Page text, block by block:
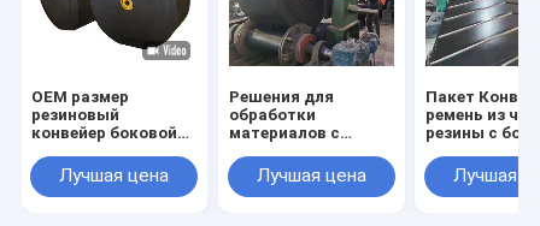
OEM размер
резиновый
конвейер боковой
всех отраслей
промышленности
Лучшая цена
Решения для
обработки
материалов с
резиновой
конвейерной ленты
Лучшая цена
Пакет
ремень из
резины с
прозрачными
мешками
Лучшая